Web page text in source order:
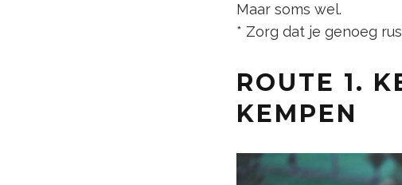
Maar soms wel.
* Zorg dat je genoeg
ROUTE 1.
KEMPEN